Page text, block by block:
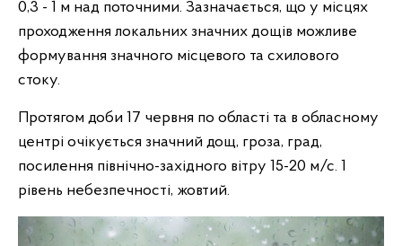
0,3 - 1 м над поточними. Зазначається, що у мiсцях
проходження локальних значних дoщiв можливе
формування значного мiсцевого та схилового
стоку.
Протягом доби 17 червня по області та в обласному
центрі очікується значний дощ, гроза, град,
посилення північно-західного вітру 15-20 м/с. 1
рівень небезпечності, жовтий.